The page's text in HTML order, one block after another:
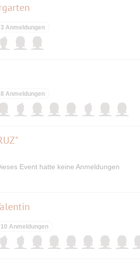
3 Anmeldungen
8 Anmeldungen
Event hatte keine Anmeldungen
10 Anmeldungen